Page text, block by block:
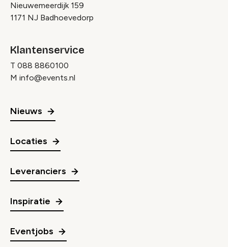
Nieuwemeerdijk 159
1171 NJ Badhoevedorp
Klantenservice
T 088 8860100
M info@events.nl
Nieuws
Locaties
Leveranciers
Inspiratie
Eventjobs